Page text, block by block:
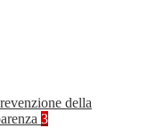
della
3